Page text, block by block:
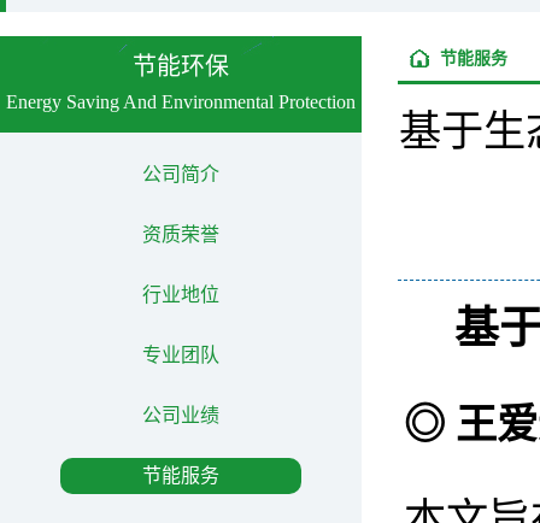
节能环保
Energy Saving And Environmental Protection
公司简介
资质荣誉
行业地位
专业团队
公司业绩
节能服务
节能服务
基于
基
◎ 王